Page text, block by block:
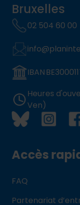
Bruxelles
02 504 60 00
IBAN
Heures
Ven)
Accès
FAQ
Partenariat